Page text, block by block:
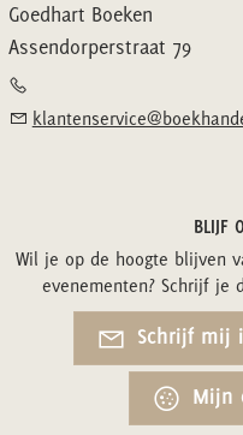
Goedhart Boeken
Assendorperstraat 79
BLIJF
Wil je op de hoogte blijven
evenementen? Schrijf je
Schrijf mij
Mijn